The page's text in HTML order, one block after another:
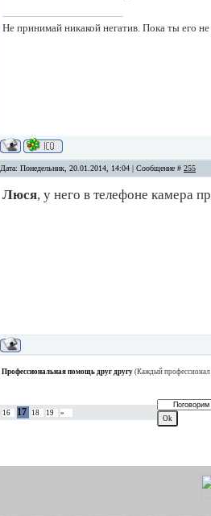
Не принимай никакой негатив. Пока ты его
Дата: Понедельник, 20.01.2014, 14:04 | Сообщение # 255
Люся, у него в телефоне камера
Профессиональная помощь друг другу (Каждый
16 17 18 19 »